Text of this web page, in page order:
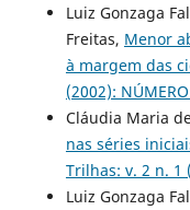
Luiz Gonzaga
Freitas, Menor
à margem das
(2002):
Cláudia Maria
nas séries
Trilhas: v. 2 n. 1
Luiz Gonzaga